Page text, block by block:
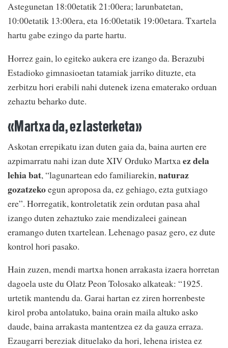
Astegunetan 18:00etatik 21:00era; larunbatetan,
10:00etatik 13:00era, eta 16:00etatik 19:00etara. Txartela
hartu gabe ezingo da parte hartu.
Horrez gain, lo egiteko aukera ere izango da. Berazubi
Estadioko gimnasioetan tatamiak jarriko dituzte, eta
zerbitzu hori erabili nahi dutenek izena ematerako orduan
zehaztu beharko dute.
«Martxa da, ez lasterketa»
Askotan errepikatu izan duten gaia da, baina aurten ere
azpimarratu nahi izan dute XIV Orduko Martxaez dela
lehia bat, “lagunartean edo familiarekin, naturaz
gozatzekoegun aproposa da, ez gehiago, ezta gutxiago
ere”. Horregatik, kontroletatik zein ordutan pasa ahal
izango duten zehaztuko zaie mendizaleei gainean
eramango duten txartelean. Lehenago pasaz gero, ez dute
kontrol hori pasako.
Hain zuzen, mendi martxa honen arrakasta izaera horretan
dagoela uste du Olatz Peon Tolosako alkateak: “1925.
urtetik mantendu da. Garai hartan ez ziren horrenbeste
kirol proba antolatuko, baina orain maila altuko asko
daude, baina arrakasta mantentzea ez da gauza erraza.
Ezaugarri bereziak dituelako da hori, lehena iristea ez